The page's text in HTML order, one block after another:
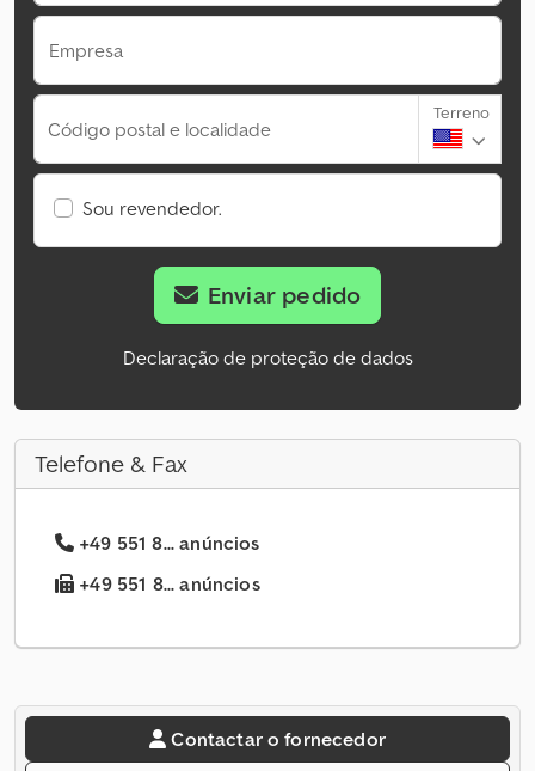
Empresa
Código postal e localidade
Terreno
Sou revendedor.
Enviar pedido
Declaração de proteção de dados
Telefone & Fax
+49 551 8... anúncios
+49 551 8... anúncios
Contactar o fornecedor